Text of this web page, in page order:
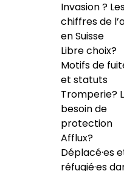
Invasion ?
chiffres de
en Suisse
Libre choix?
Motifs de
et statuts
Tromperie?
besoin de
protection
Afflux?
Déplacé·es
réfugié·es